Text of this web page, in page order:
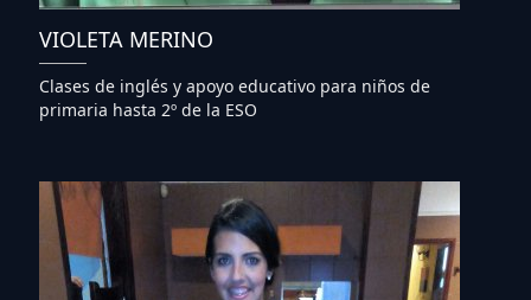
VIOLETA MERINO
Clases de inglés y apoyo educativo para niños de
primaria hasta 2º de la ESO